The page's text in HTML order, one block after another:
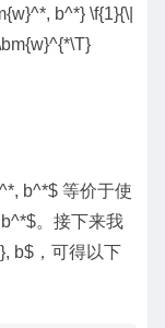
b^*} \f{1}{\|
b^*$ 等价于使
。接下来我
b$，可得以下